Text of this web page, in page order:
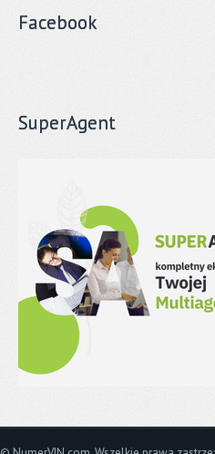
Facebook
SuperAgent